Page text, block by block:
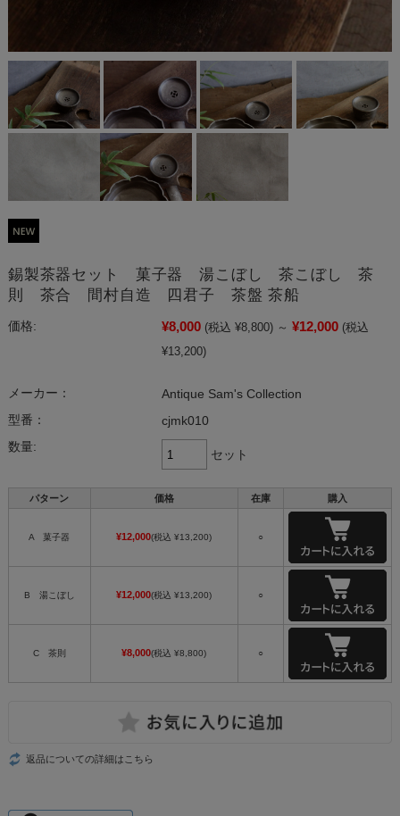
錫製茶器セット 菓子器 湯こぼし 茶こぼし 茶
則 茶合 間村自造 四君子 茶盤 茶船
価格: ¥8,000 (税込 ¥8,800) ～ ¥12,000 (税込
¥13,200)
メーカー：
Antique Sam's Collection
型番：
cjmk010
数量:
セット
パターン 価格 在庫 購入
A 菓子器 ¥12,000(税込 ¥13,200) ○
B 湯こぼし ¥12,000(税込 ¥13,200) ○
C 茶則 ¥8,000(税込 ¥8,800) ○
返品についての詳細はこちら